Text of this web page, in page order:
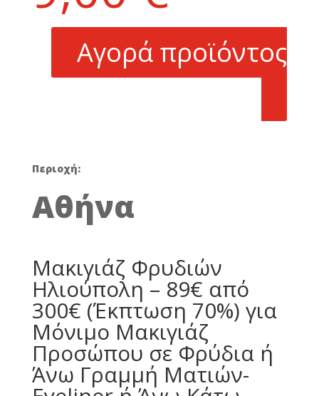
τιμή
είναι:
89,00 €.
Αγορά προϊόντος
Περιοχή:
Αθήνα
Μακιγιάζ Φρυδιών
Ηλιούπολη – 89€ από
300€ (Έκπτωση 70%) για
Μόνιμο Μακιγιάζ
Προσώπου σε Φρύδια ή
Άνω Γραμμή Ματιών-